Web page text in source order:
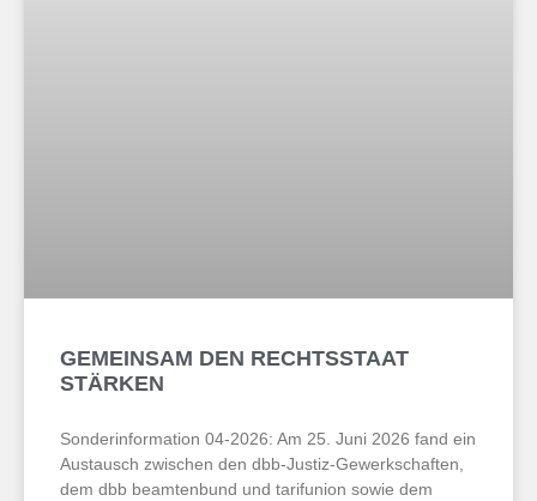
GEMEINSAM DEN RECHTSSTAAT
STÄRKEN
Sonderinformation 04-2026: Am 25. Juni 2026 fand ein
Austausch zwischen den dbb-Justiz-Gewerkschaften,
dem dbb beamtenbund und tarifunion sowie dem